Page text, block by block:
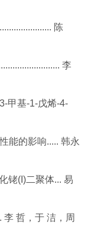
陈
李
甲基-1-戊烯-4-
能的影响..... 韩永
铑(I)二聚体... 易
李 哲，于 洁，周